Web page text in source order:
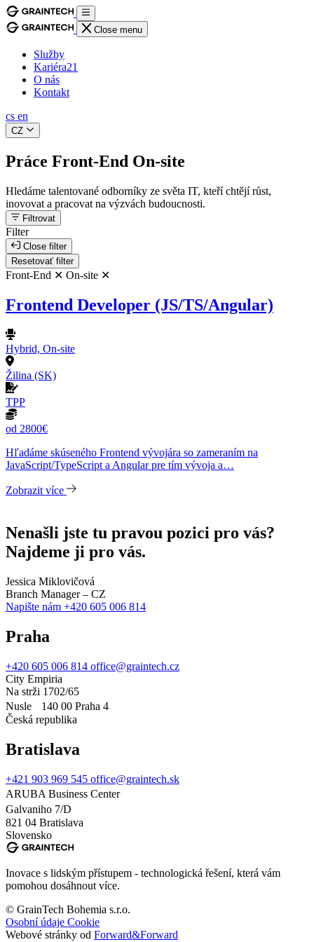
Close menu
Služby
Kariéra21
O nás
Kontakt
cs en
CZ
Práce Front-End On-site
Hledáme talentované odborníky ze světa IT, kteří chtějí růst,
inovovat a pracovat na výzvách budoucnosti.
Filtrovat
Filter
Close filter
Resetovať filter
Front-End ✕ On-site ✕
Frontend Developer (JS/TS/Angular)
Hybrid, On-site
Žilina (SK)
TPP
od 2800€
Hľadáme skúseného Frontend vývojára so zameraním na
JavaScript/TypeScript a Angular pre tím vývoja a…
Zobrazit více
Nenašli jste tu pravou pozici pro vás?
Najdeme ji pro vás.
Jessica Miklovičová
Branch Manager – CZ
Napište nám +420 605 006 814
Praha
+420 605 006 814 office@graintech.cz
City Empiria
Na strži 1702/65
Nusle 140 00 Praha 4
Česká republika
Bratislava
+421 903 969 545 office@graintech.sk
ARUBA Business Center
Galvaniho 7/D
821 04 Bratislava
Slovensko
Inovace s lidským přístupem - technologická řešení, která vám
pomohou dosáhnout více.
© GrainTech Bohemia s.r.o.
Osobní údaje Cookie
Webové stránky od Forward&Forward